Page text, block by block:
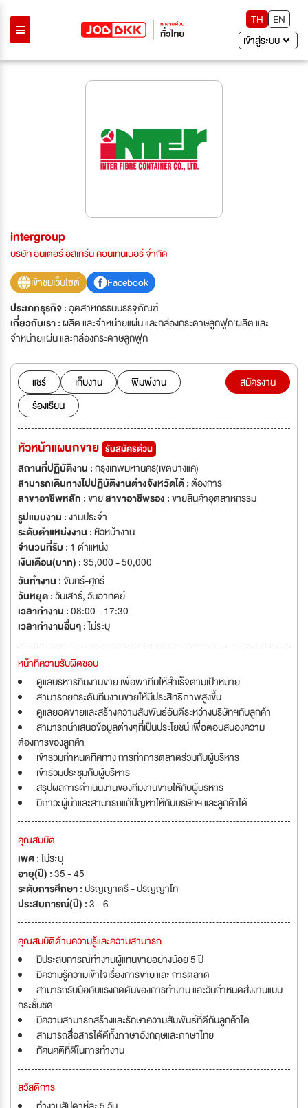
TH
EN
เข้าสู่ระบบ
intergroup
บริษัท อินเตอร์ อิสเทิร์น คอนเทนเนอร์ จำกัด
เข้าชมเว็บไซต์
Facebook
ประเภทธุรกิจ :อุตสาหกรรมบรรจุภัณฑ์
เกี่ยวกับเรา :ผลิต และจำหน่ายแผ่น และกล่องกระดาษลูกฟูก'ผลิต และ
จำหน่ายแผ่น และกล่องกระดาษลูกฟูก
แชร์ เก็บงาน
พิมพ์งาน
ร้องเรียน
สมัครงาน
หัวหน้าแผนกขาย รับสมัครด่วน
สถานที่ปฏิบัติงาน :กรุงเทพมหานคร(เขตบางแค)
สามารถเดินทางไปปฏิบัติงานต่างจังหวัดได้ :ต้องการ
สาขาอาชีพหลัก :ขายสาขาอาชีพรอง :ขายสินค้าอุตสาหกรรม
รูปแบบงาน :งานประจำ
ระดับตำแหน่งงาน :หัวหน้างาน
จำนวนที่รับ : 1 ตำแหน่ง
เงินเดือน(บาท) :35,000 - 50,000
วันทำงาน :จันทร์-ศุกร์
วันหยุด :วันเสาร์,วันอาทิตย์
เวลาทำงาน :08:00 - 17:30
เวลาทำงานอื่นๆ :ไม่ระบุ
หน้าที่ความรับผิดชอบ
ดูแลบริหารทีมงานขาย เพื่อพาทีมให้สำเร็จตามเป้าหมาย
สามารถยกระดับทีมงานขายให้มีประสิทธิภาพสูงขึ้น
ดูแลยอดขายและสร้างความสัมพันธ์อันดีระหว่างบริษัทฯกับลูกค้า
สามารถนำเสนอข้อมูลต่างๆที่เป็นประโยชน์ เพื่อตอบสนองความ
ต้องการของลูกค้า
เข้าร่วมกำหนดทิศทาง การทำการตลาดร่วมกับผู้บริหาร
เข้าร่วมประชุมกับผู้บริหาร
สรุปผลการดำเนินงานของทีมงานขายให้กับผู้บริหาร
มีภาวะผู้นำและสามารถแก้ปัญหาให้กับบริษัทฯ และลูกค้าได้
คุณสมบัติ
เพศ :ไม่ระบุ
อายุ(ปี) :35 - 45
ระดับการศึกษา :ปริญญาตรี - ปริญญาโท
ประสบการณ์(ปี) :3 - 6
คุณสมบัติด้านความรู้และความสามารถ
มีประสบการณ์ทำงานผู้แทนขายอย่างน้อย 5 ปี
มีความรู้ความเข้าใจเรื่องการขาย และ การตลาด
สามารถรับมือกับแรงกดดันของการทำงาน และวันกำหนดส่งงานแบบ
กระชั้นชิด
มีความสามารถสร้างและรักษาความสัมพันธ์ที่ดีกับลูกค้าได
สามารถสื่อสารได้ดีทั้งภาษาอังกฤษและภาษาไทย
ทัศนคติที่ดีในการทำงาน
สวัสดิการ